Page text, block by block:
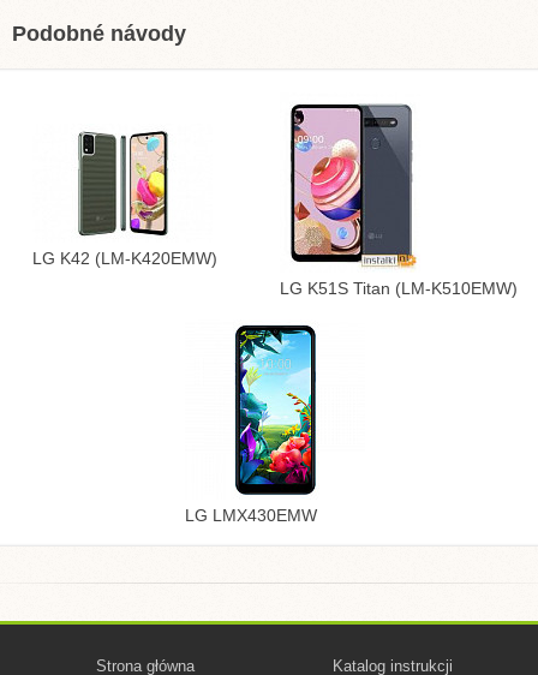
Podobné návody
LG K42 (LM-K420EMW)
LG K51S Titan (LM-K510EMW)
LG LMX430EMW
Strona główna Katalog instrukcji